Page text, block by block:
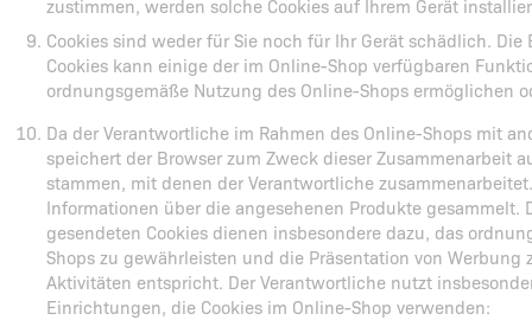
zustimmen, werden solche Cookies auf Ihrem Gerät
Cookies sind weder für Sie noch für Ihr Gerät schädlich.
Cookies kann einige der im Online-Shop verfügbaren
ordnungsgemäße Nutzung des Online-Shops ermöglichen
Da der Verantwortliche im Rahmen des Online-Shops mit
speichert der Browser zum Zweck dieser Zusammenarbeit
stammen, mit denen der Verantwortliche
Informationen über die angesehenen Produkte gesammelt.
gesendeten Cookies dienen insbesondere dazu, das
Shops zu gewährleisten und die Präsentation von Werbung
Aktivitäten entspricht. Der Verantwortliche nutzt
Einrichtungen, die Cookies im Online-Shop verwenden: